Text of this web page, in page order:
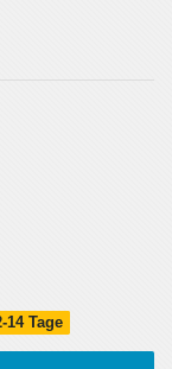
14 Tage